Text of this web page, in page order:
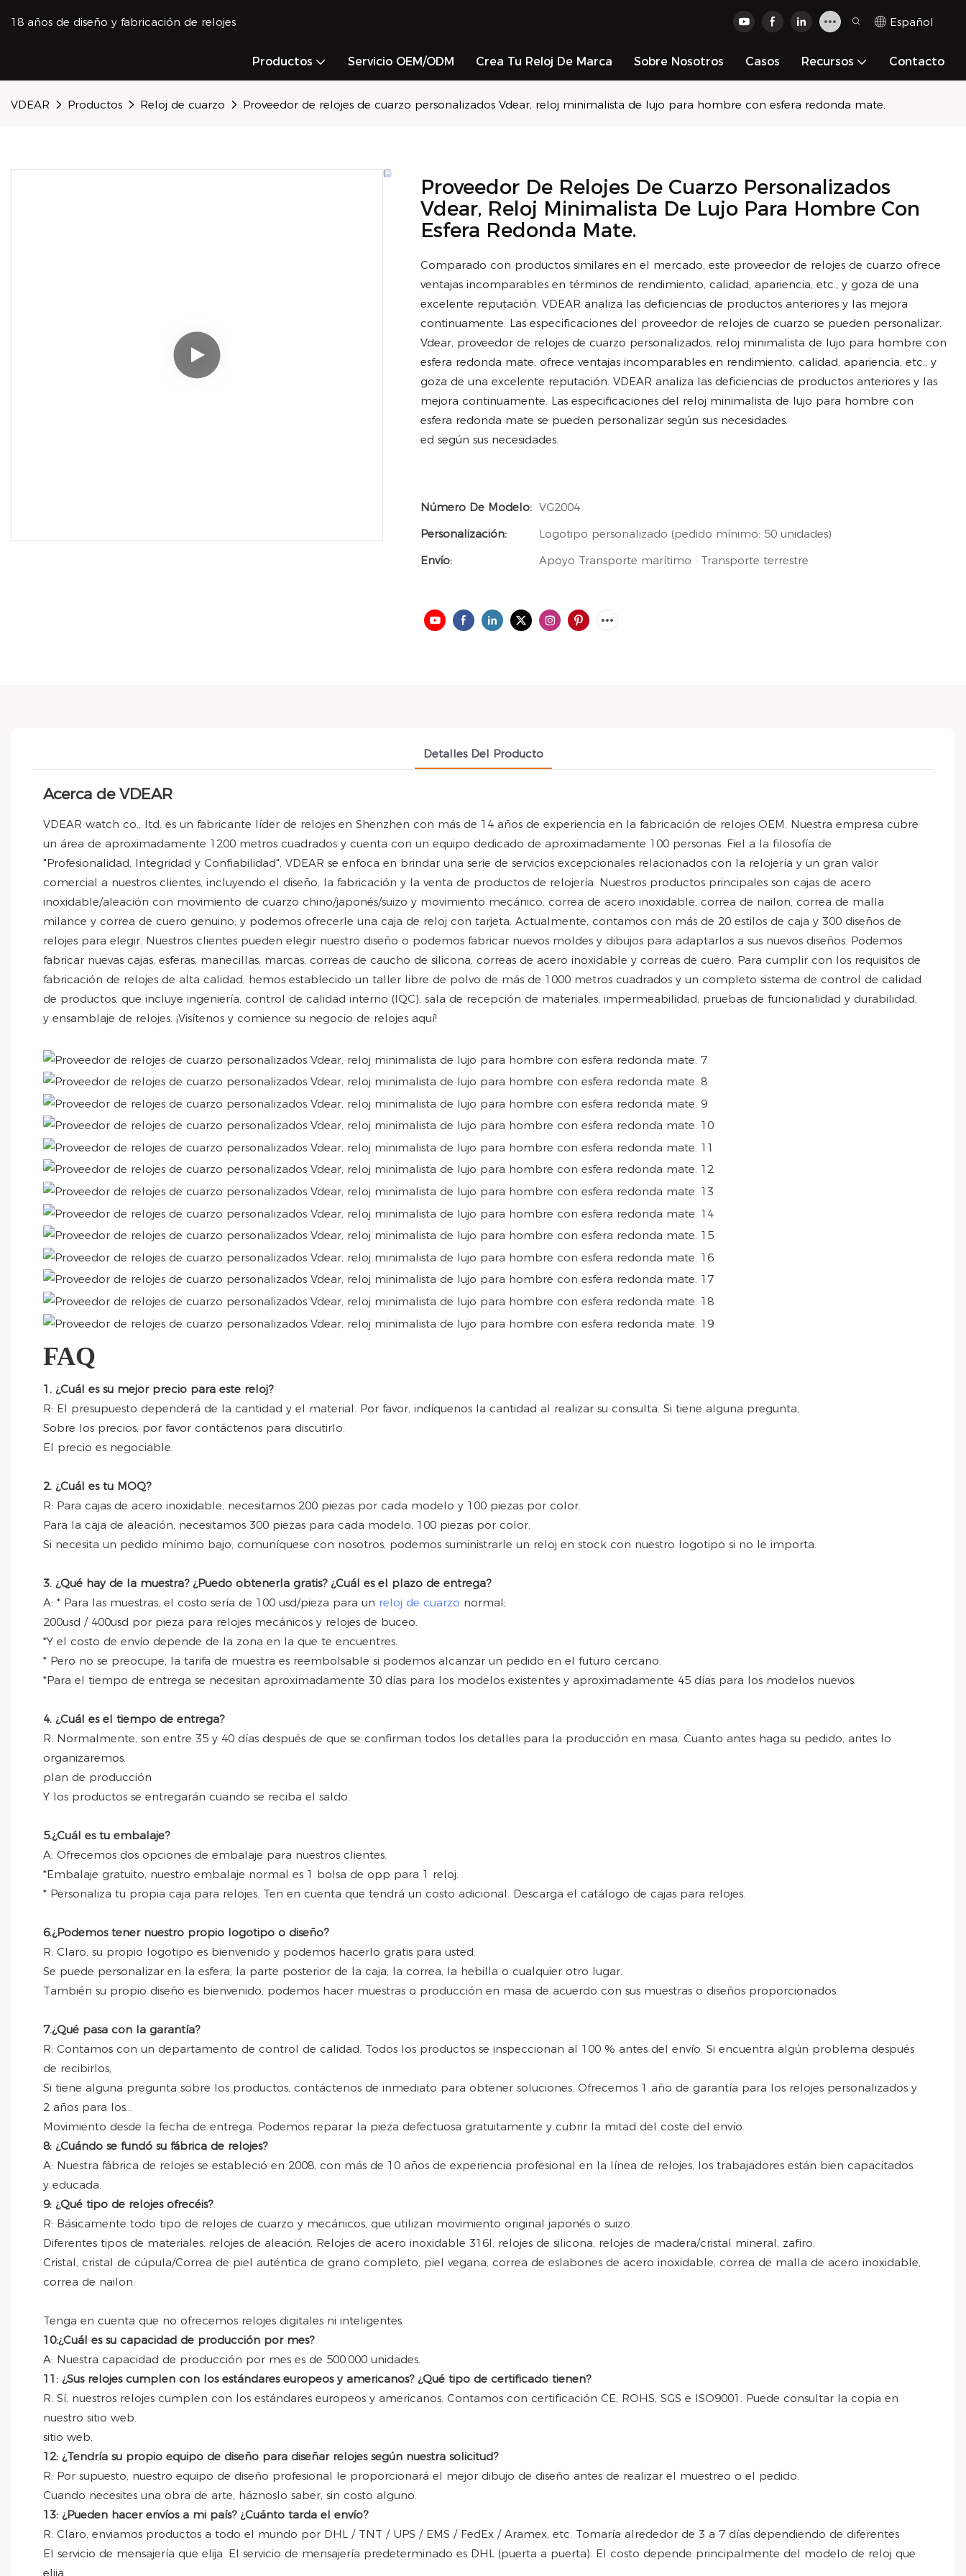
18 años de diseño y fabricación de relojes Español
Productos Servicio OEM/ODM Crea Tu Reloj De Marca Sobre Nosotros Casos Recursos Contacto
VDEAR Productos Reloj de cuarzo Proveedor de relojes de cuarzo personalizados Vdear, reloj minimalista de lujo para hombre con esfera redonda mate.
Proveedor De Relojes De Cuarzo Personalizados
Vdear, Reloj Minimalista De Lujo Para Hombre Con
Esfera Redonda Mate.
Comparado con productos similares en el mercado, este proveedor de relojes de cuarzo ofrece
ventajas incomparables en términos de rendimiento, calidad, apariencia, etc., y goza de una
excelente reputación. VDEAR analiza las deficiencias de productos anteriores y las mejora
continuamente. Las especificaciones del proveedor de relojes de cuarzo se pueden personalizar.
Vdear, proveedor de relojes de cuarzo personalizados, reloj minimalista de lujo para hombre con
esfera redonda mate, ofrece ventajas incomparables en rendimiento, calidad, apariencia, etc., y
goza de una excelente reputación. VDEAR analiza las deficiencias de productos anteriores y las
mejora continuamente. Las especificaciones del reloj minimalista de lujo para hombre con
esfera redonda mate se pueden personalizar según sus necesidades.
ed según sus necesidades.
Número De Modelo: VG2004
Personalización:
Logotipo personalizado (pedido mínimo: 50 unidades)
Envío:
Apoyo Transporte marítimo · Transporte terrestre
Detalles Del Producto
Acerca de VDEAR
VDEAR watch co., ltd. es un fabricante líder de relojes en Shenzhen con más de 14 años de experiencia en la fabricación de relojes OEM. Nuestra empresa cubre
un área de aproximadamente 1200 metros cuadrados y cuenta con un equipo dedicado de aproximadamente 100 personas. Fiel a la filosofía de
"Profesionalidad, Integridad y Confiabilidad", VDEAR se enfoca en brindar una serie de servicios excepcionales relacionados con la relojería y un gran valor
comercial a nuestros clientes, incluyendo el diseño, la fabricación y la venta de productos de relojería. Nuestros productos principales son cajas de acero
inoxidable/aleación con movimiento de cuarzo chino/japonés/suizo y movimiento mecánico, correa de acero inoxidable, correa de nailon, correa de malla
milance y correa de cuero genuino; y podemos ofrecerle una caja de reloj con tarjeta. Actualmente, contamos con más de 20 estilos de caja y 300 diseños de
relojes para elegir. Nuestros clientes pueden elegir nuestro diseño o podemos fabricar nuevos moldes y dibujos para adaptarlos a sus nuevos diseños. Podemos
fabricar nuevas cajas, esferas, manecillas, marcas, correas de caucho de silicona, correas de acero inoxidable y correas de cuero. Para cumplir con los requisitos de
fabricación de relojes de alta calidad, hemos establecido un taller libre de polvo de más de 1000 metros cuadrados y un completo sistema de control de calidad
de productos, que incluye ingeniería, control de calidad interno (IQC), sala de recepción de materiales, impermeabilidad, pruebas de funcionalidad y durabilidad,
y ensamblaje de relojes. ¡Visítenos y comience su negocio de relojes aquí!
FAQ
1. ¿Cuál es su mejor precio para este reloj?
R: El presupuesto dependerá de la cantidad y el material. Por favor, indíquenos la cantidad al realizar su consulta. Si tiene alguna pregunta,
Sobre los precios, por favor contáctenos para discutirlo.
El precio es negociable.
2. ¿Cuál es tu MOQ?
R: Para cajas de acero inoxidable, necesitamos 200 piezas por cada modelo y 100 piezas por color.
Para la caja de aleación, necesitamos 300 piezas para cada modelo, 100 piezas por color.
Si necesita un pedido mínimo bajo, comuníquese con nosotros, podemos suministrarle un reloj en stock con nuestro logotipo si no le importa.
3. ¿Qué hay de la muestra? ¿Puedo obtenerla gratis? ¿Cuál es el plazo de entrega?
A: * Para las muestras, el costo sería de 100 usd/pieza para un reloj de cuarzo normal;
200usd / 400usd por pieza para relojes mecánicos y relojes de buceo.
*Y el costo de envío depende de la zona en la que te encuentres.
* Pero no se preocupe, la tarifa de muestra es reembolsable si podemos alcanzar un pedido en el futuro cercano.
*Para el tiempo de entrega se necesitan aproximadamente 30 días para los modelos existentes y aproximadamente 45 días para los modelos nuevos.
4. ¿Cuál es el tiempo de entrega?
R: Normalmente, son entre 35 y 40 días después de que se confirman todos los detalles para la producción en masa. Cuanto antes haga su pedido, antes lo
organizaremos.
plan de producción
Y los productos se entregarán cuando se reciba el saldo.
5.¿Cuál es tu embalaje?
A: Ofrecemos dos opciones de embalaje para nuestros clientes.
*Embalaje gratuito, nuestro embalaje normal es 1 bolsa de opp para 1 reloj.
* Personaliza tu propia caja para relojes. Ten en cuenta que tendrá un costo adicional. Descarga el catálogo de cajas para relojes.
6.¿Podemos tener nuestro propio logotipo o diseño?
R: Claro, su propio logotipo es bienvenido y podemos hacerlo gratis para usted.
Se puede personalizar en la esfera, la parte posterior de la caja, la correa, la hebilla o cualquier otro lugar.
También su propio diseño es bienvenido, podemos hacer muestras o producción en masa de acuerdo con sus muestras o diseños proporcionados.
7.¿Qué pasa con la garantía?
R: Contamos con un departamento de control de calidad. Todos los productos se inspeccionan al 100 % antes del envío. Si encuentra algún problema después
de recibirlos,
Si tiene alguna pregunta sobre los productos, contáctenos de inmediato para obtener soluciones. Ofrecemos 1 año de garantía para los relojes personalizados y
2 años para los...
Movimiento desde la fecha de entrega. Podemos reparar la pieza defectuosa gratuitamente y cubrir la mitad del coste del envío.
8: ¿Cuándo se fundó su fábrica de relojes?
A: Nuestra fábrica de relojes se estableció en 2008, con más de 10 años de experiencia profesional en la línea de relojes, los trabajadores están bien capacitados.
y educada.
9: ¿Qué tipo de relojes ofrecéis?
R: Básicamente todo tipo de relojes de cuarzo y mecánicos, que utilizan movimiento original japonés o suizo.
Diferentes tipos de materiales: relojes de aleación. Relojes de acero inoxidable 316l, relojes de silicona, relojes de madera/cristal mineral, zafiro.
Cristal, cristal de cúpula/Correa de piel auténtica de grano completo, piel vegana, correa de eslabones de acero inoxidable, correa de malla de acero inoxidable,
correa de nailon.
Tenga en cuenta que no ofrecemos relojes digitales ni inteligentes.
10:¿Cuál es su capacidad de producción por mes?
A: Nuestra capacidad de producción por mes es de 500.000 unidades.
11: ¿Sus relojes cumplen con los estándares europeos y americanos? ¿Qué tipo de certificado tienen?
R: Sí, nuestros relojes cumplen con los estándares europeos y americanos. Contamos con certificación CE, ROHS, SGS e ISO9001. Puede consultar la copia en
nuestro sitio web.
sitio web.
12: ¿Tendría su propio equipo de diseño para diseñar relojes según nuestra solicitud?
R: Por supuesto, nuestro equipo de diseño profesional le proporcionará el mejor dibujo de diseño antes de realizar el muestreo o el pedido.
Cuando necesites una obra de arte, háznoslo saber, sin costo alguno.
13: ¿Pueden hacer envíos a mi país? ¿Cuánto tarda el envío?
R: Claro, enviamos productos a todo el mundo por DHL / TNT / UPS / EMS / FedEx / Aramex, etc. Tomaría alrededor de 3 a 7 días dependiendo de diferentes
El servicio de mensajería que elija. El servicio de mensajería predeterminado es DHL (puerta a puerta). El costo depende principalmente del modelo de reloj que
elija.